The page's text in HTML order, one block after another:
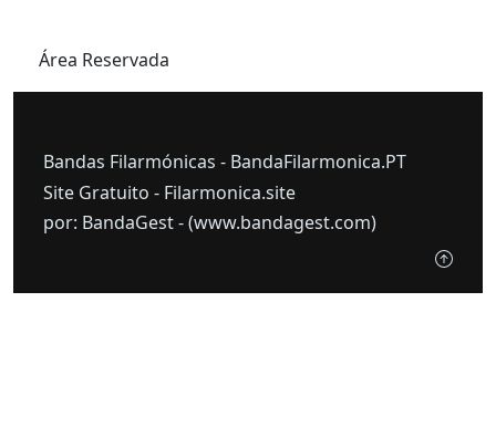
Área Reservada
Bandas Filarmónicas - BandaFilarmonica.PT
Site Gratuito - Filarmonica.site
por: BandaGest -(www.bandagest.com)